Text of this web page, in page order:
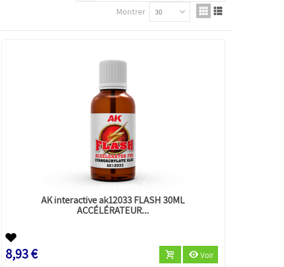
Montrer 30
AK interactive ak12033 FLASH 30ML
ACCÉLÉRATEUR...
8,93 € Voir